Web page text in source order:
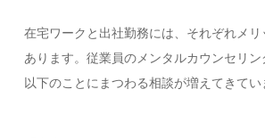
在宅ワークと出社勤務には、それぞれメ
あります。従業員のメンタルカウンセリン
以下のことにまつわる相談が増えてきてい